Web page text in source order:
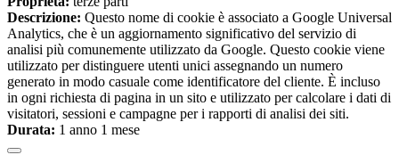
Descrizione: Questo nome di cookie è associato a Google Universal
Analytics, che è un aggiornamento significativo del servizio di
analisi più comunemente utilizzato da Google. Questo cookie viene
utilizzato per distinguere utenti unici assegnando un numero
generato in modo casuale come identificatore del cliente. È incluso
in ogni richiesta di pagina in un sito e utilizzato per calcolare i dati di
visitatori, sessioni e campagne per i rapporti di analisi dei siti.
Durata: 1 anno 1 mese